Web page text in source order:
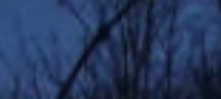
Jonas Volkmer hatte an diesem Tag Probleme am
Schießstand (3/3/4), holte dank einer sehr guten
Laufleistung trotzdem noch die Silbermedaille in der
Altersklasse Schüler A.
Ricky Krebs erwischte es beim Schießen etwas besser
mit insgesamt 4 Fehlern (1/1/2) und holte sich damit
den Sieg in der Altersklasse Jugend männlich.